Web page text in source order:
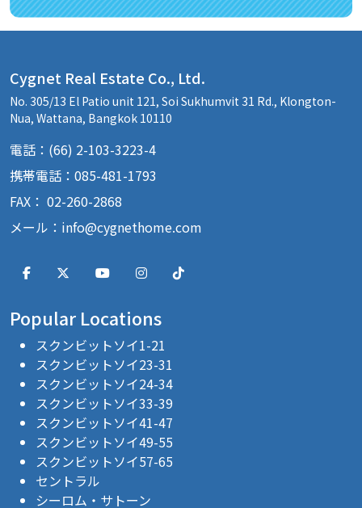
Cygnet Real Estate Co., Ltd.
No. 305/13 El Patio unit 121, Soi Sukhumvit 31 Rd., Klongton-
Nua, Wattana, Bangkok 10110
電話：(66) 2-103-3223-4
携帯電話：085-481-1793
FAX： 02-260-2868
メール： info@cygnethome.com
Popular Locations
スクンビットソイ1-21
スクンビットソイ23-31
スクンビットソイ24-34
スクンビットソイ33-39
スクンビットソイ41-47
スクンビットソイ49-55
スクンビットソイ57-65
セントラル
シーロム・サトーン